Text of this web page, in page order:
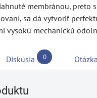
membránou, preto
sa dá vytvoriť
vysokú mechanickú
Diskusia 0